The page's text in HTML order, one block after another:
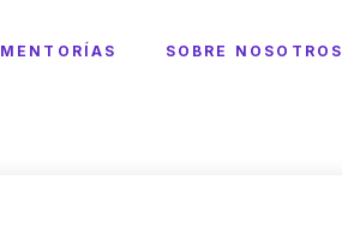
MENTORÍAS SOBRE NOSOTROS